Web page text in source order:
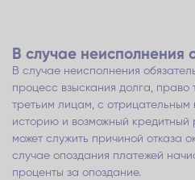
В случае неисполнения
В случае неисполнения
процесс взыскания долга,
третьим лицам, с
историю и возможный кредитный
может служить причиной отказа
случае опоздания платежей
проценты за опоздание.